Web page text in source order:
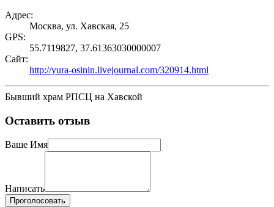
Адрес:
Москва, ул. Хавская, 25
GPS:
55.7119827, 37.61363030000007
Сайт:
http://yura-osinin.livejournal.com/320914.html
Бывший храм РПСЦ на Хавской
Оставить отзыв
Ваше Имя
Написать
Проголосовать